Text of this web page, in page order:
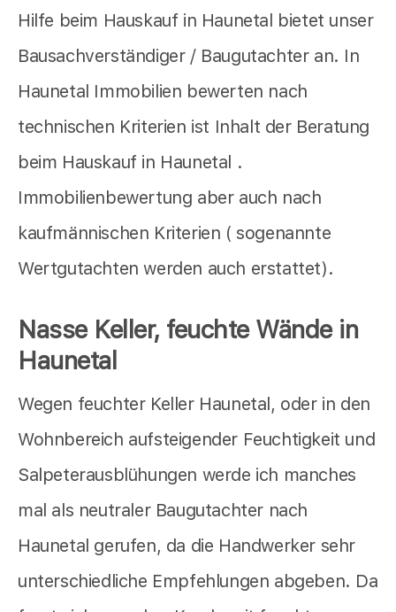
Hilfe beim Hauskauf in Haunetal bietet unser
Bausachverständiger / Baugutachter an. In
Haunetal Immobilien bewerten nach
technischen Kriterien ist Inhalt der Beratung
beim Hauskauf in Haunetal .
Immobilienbewertung aber auch nach
kaufmännischen Kriterien ( sogenannte
Wertgutachten werden auch erstattet).
Nasse Keller, feuchte Wände in
Haunetal
Wegen feuchter Keller Haunetal, oder in den
Wohnbereich aufsteigender Feuchtigkeit und
Salpeterausblühungen werde ich manches
mal als neutraler Baugutachter nach
Haunetal gerufen, da die Handwerker sehr
unterschiedliche Empfehlungen abgeben. Da